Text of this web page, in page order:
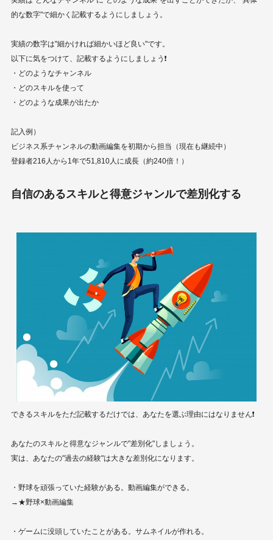
的な数字"で細かく記載するようにしましょう。
実績の数字は"細かければ細かいほど良い"です。
以下に気をつけて、記載するようにしましょう❗️
・どのようなチャンネル
・どのスキルを使って
・どのような成果が出たか
記入例）
ビジネス系チャンネルの動画編集を初期から担当（現在も継続中）
登録者216人から1年で51,810人に成長（約240倍！）
自信のあるスキルと得意ジャンルで差別化する
できるスキルをただ記載するだけでは、あなたを選ぶ理由にはなりません❗️
あなたのスキルと得意なジャンルで"差別化"しましょう。
実は、あなたの"過去の経験"は大きな差別化になります。
・野球を頑張っていた経験がある。動画編集ができる。
→★野球×動画編集
・ゲームに没頭していたことがある。サムネイルが作れる。